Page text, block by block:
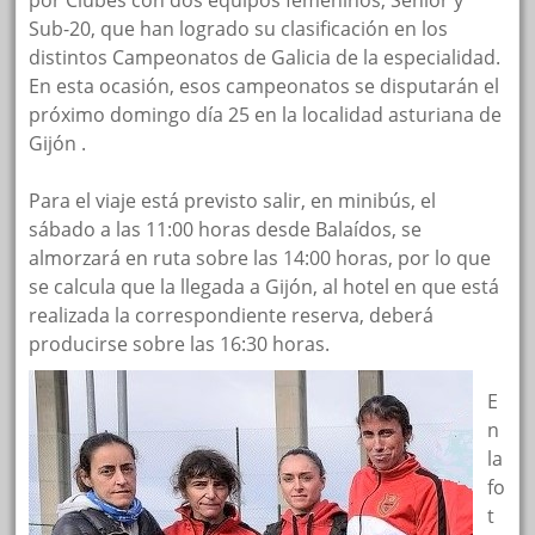
Sub-20, que han logrado su clasificación en los
distintos Campeonatos de Galicia de la especialidad.
En esta ocasión, esos campeonatos se disputarán el
próximo domingo día 25 en la localidad asturiana de
Gijón .
Para el viaje está previsto salir, en minibús, el
sábado a las 11:00 horas desde Balaídos, se
almorzará en ruta sobre las 14:00 horas, por lo que
se calcula que la llegada a Gijón, al hotel en que está
realizada la correspondiente reserva, deberá
producirse sobre las 16:30 horas.
E
n
la
fo
t